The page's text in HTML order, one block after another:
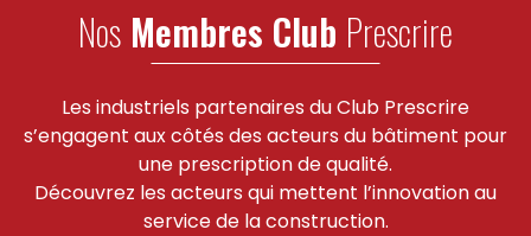
Nos Membres Club Prescrire
Les industriels partenaires du Club Prescrire
s’engagent aux côtés des acteurs du bâtiment pour
une prescription de qualité.
Découvrez les acteurs qui mettent l’innovation au
service de la construction.